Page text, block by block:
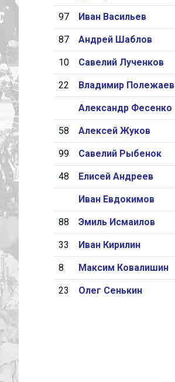
97 Иван Васильев
87 Андрей Шаблов
10 Савелий Лученков
22 Владимир Полежаев
Александр Фесенко
58 Алексей Жуков
99 Савелий Рыбенок
48 Елисей Андреев
Иван Евдокимов
88 Эмиль Исмаилов
33 Иван Кирилин
8 Максим Ковалишин
23 Олег Сенькин